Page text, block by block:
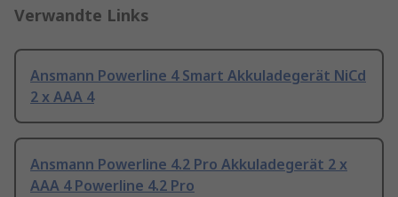
Verwandte Links
Ansmann Powerline 4 Smart Akkuladegerät NiCd
2 x AAA 4
Ansmann Powerline 4.2 Pro Akkuladegerät 2 x
AAA 4 Powerline 4.2 Pro